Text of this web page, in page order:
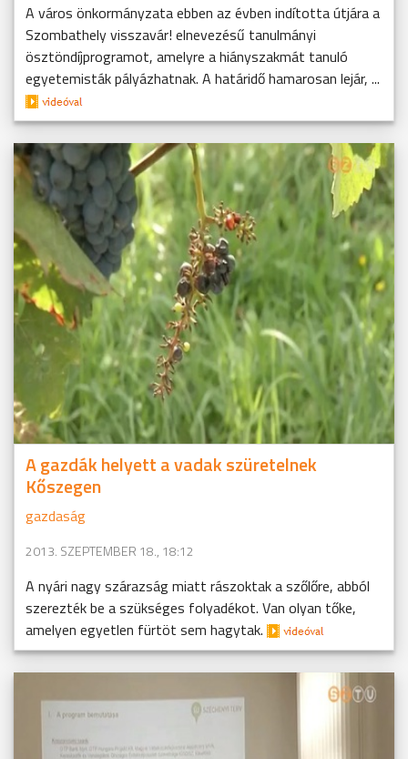
A város önkormányzata ebben az évben indította útjára a
Szombathely visszavár! elnevezésű tanulmányi
ösztöndíjprogramot, amelyre a hiányszakmát tanuló
egyetemisták pályázhatnak. A határidő hamarosan lejár, ...
A gazdák helyett a vadak szüretelnek
Kőszegen
gazdaság
2013. SZEPTEMBER 18., 18:12
A nyári nagy szárazság miatt rászoktak a szőlőre, abból
szerezték be a szükséges folyadékot. Van olyan tőke,
amelyen egyetlen fürtöt sem hagytak.